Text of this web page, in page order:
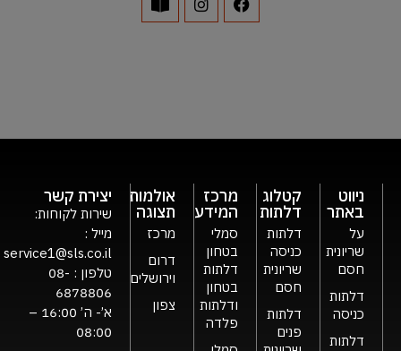
ניווט
באתר
על
שריונית
חסם
דלתות
כניסה
דלתות
קטלוג
דלתות
דלתות
כניסה
שריונית
חסם
דלתות
פנים
מרכז
המידע
סמלי
בטחון
דלתות
בטחון
ודלתות
פלדה
אולמות
תצוגה
מרכז
דרום
וירושלים
צפון
יצירת קשר
שירות לקוחות:
מייל :
service1@sls.co.il
טלפון : 08-
6878806
א’- ה’ 16:00 –
08:00